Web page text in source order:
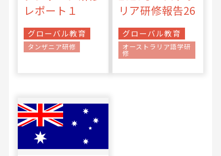
レポート１
グローバル教育
タンザニア研修
リア研修報告26
グローバル教育
オーストラリア語学研
修